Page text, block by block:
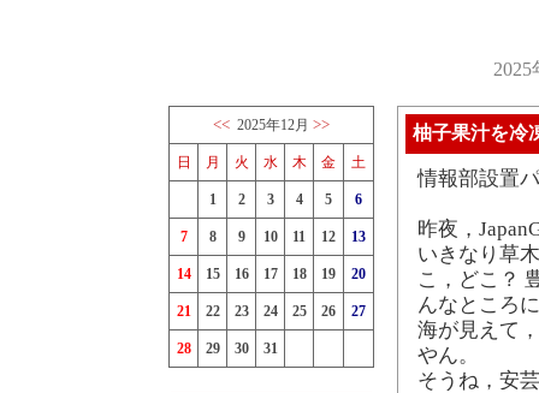
<< 2025年12月 >>
日 月 火 水 木 金 土
1 2 3 4 5 6
7 8 9 10 11 12 13
14 15 16 17 18 19 20
21 22 23 24 25 26 27
28 29 30 31
柚子果汁を冷
情報部設置
昨夜，
いきなり草
こ，どこ？
んなところ
海が見えて
やん。
そうね，安